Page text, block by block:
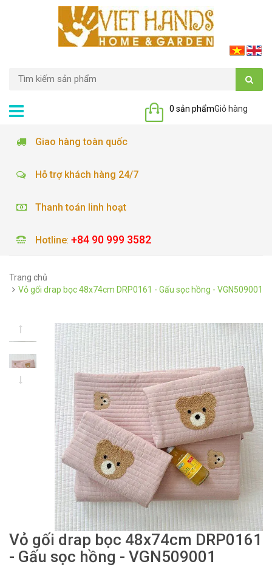
Giỏ hàng
0 sản phẩm
Giao hàng toàn quốc
Hỗ trợ khách hàng 24/7
Thanh toán linh hoạt
Hotline: +84 90 999 3582
Trang chủ
Vỏ gối drap bọc 48x74cm DRP0161 - Gấu sọc hồng - VGN509001
Vỏ gối drap bọc 48x74cm DRP0161
- Gấu sọc hồng - VGN509001